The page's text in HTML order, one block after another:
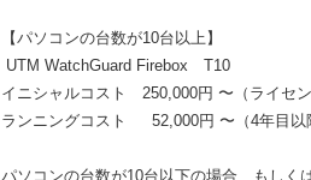
【パソコンの台数が10台以上】
UTM WatchGuard Firebox T10
イニシャルコスト 250,000円 〜（ライセン
ランニングコスト 52,000円 〜（4年目以
パソコンの台数が10台以下の場合、もしく